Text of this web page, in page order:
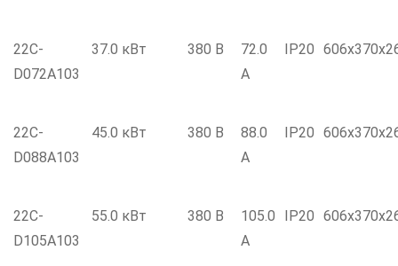
22C-
D072A103
37.0 кВт 380 В
72.0
А
IP20
22C-
D088A103
45.0 кВт 380 В
88.0
А
IP20
22C-
D105A103
55.0 кВт 380 В
105.0
А
IP20